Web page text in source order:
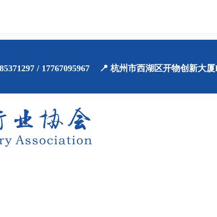
/ 17767095967 📍 杭州市西湖区开物创新大厦